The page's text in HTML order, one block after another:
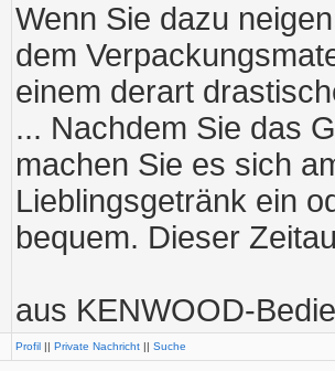
Wenn Sie dazu
dem
einem derart
... Nachdem Sie das
machen Sie es sich
Lieblingsgetränk ein
bequem. Dieser
aus KENWOOD-
Profil || Private Nachricht || Suche